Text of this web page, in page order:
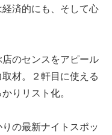
済的にも、そして心
のセンスをアピール
材。２軒目に使える
りリスト化。
の最新ナイトスポッ